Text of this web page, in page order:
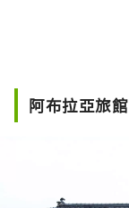
阿布拉亞旅館